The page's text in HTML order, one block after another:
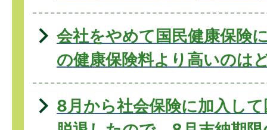
会社をやめて国民健康保険
の健康保険料より高いのは
8月から社会保険に加入し